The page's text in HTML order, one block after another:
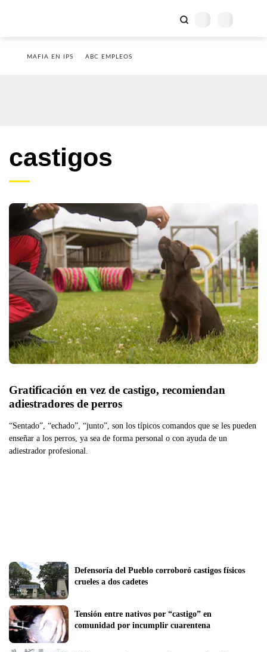
MAFIA EN IPS ABC EMPLEOS
castigos
Gratificación en vez de castigo, recomiendan
adiestradores de perros
“Sentado”, “echado”, “junto”, son los típicos comandos que se les pueden
enseñar a los perros, ya sea de forma personal o con ayuda de un
adiestrador profesional.
Defensoría del Pueblo corroboró castigos físicos
crueles a dos cadetes
Tensión entre nativos por “castigo” en
comunidad por incumplir cuarentena